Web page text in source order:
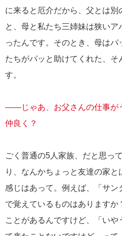
に来ると厄介だから、父とは別
と、母と私たち三姉妹は狭い
ったんです。そのとき、母はパ
たちがパッと助けてくれた、そ
す。
――じゃあ、お父さんの仕事が
仲良く？
ごく普通の5人家族、だと思っ
り、なんかちょっと友達の家
感じはあって。例えば、「サ
で覚えているものはありますか
ことがあるんですけど、「い